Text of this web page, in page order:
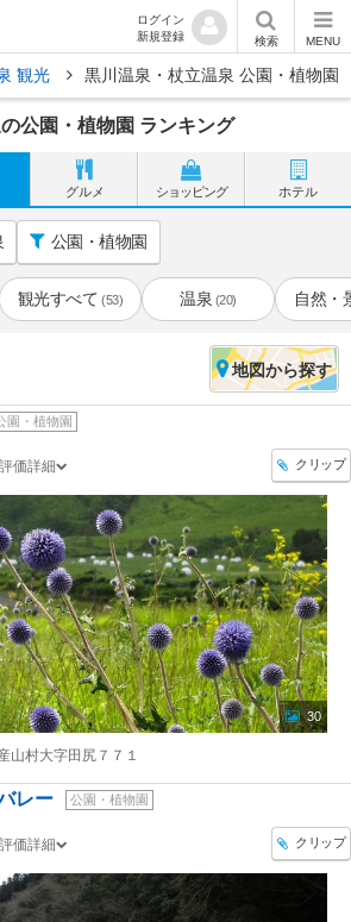
ログイン
新規登録
検索 MENU
観光 黒川温泉・杖立温泉 公園・植物園
公園・植物園 ランキング
グルメ ショッピング ホテル
公園・植物園
観光すべて (53) 温泉 (20) 自然・
地図から探す
園・植物園
評価詳細 クリップ
30
山村大字田尻７７１
レー 公園・植物園
評価詳細 クリップ